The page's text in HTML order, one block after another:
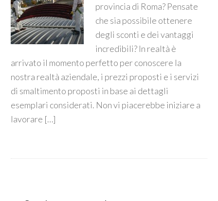
provincia di Roma? Pensate
che sia possibile ottenere
degli sconti e dei vantaggi
incredibili? In realtà è
arrivato il momento perfetto per conoscere la
nostra realtà aziendale, i prezzi proposti e i servizi
di smaltimento proposti in base ai dettagli
esemplari considerati. Non vi piacerebbe iniziare a
lavorare […]